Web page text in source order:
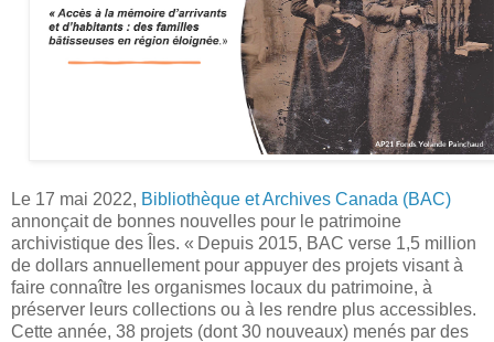
Le 17 mai 2022, Bibliothèque et Archives Canada (BAC)
annonçait de bonnes nouvelles pour le patrimoine
archivistique des Îles. « Depuis 2015, BAC verse 1,5 million
de dollars annuellement pour appuyer des projets visant à
faire connaître les organismes locaux du patrimoine, à
préserver leurs collections ou à les rendre plus accessibles.
Cette année, 38 projets (dont 30 nouveaux) menés par des